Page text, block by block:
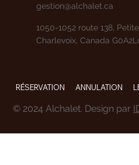
© 2024 Alchalet. Design par
gestion@alchalet.ca
1050-1052 route 138,
Charlevoix, Canada
RÉSERVATION ANNULATION